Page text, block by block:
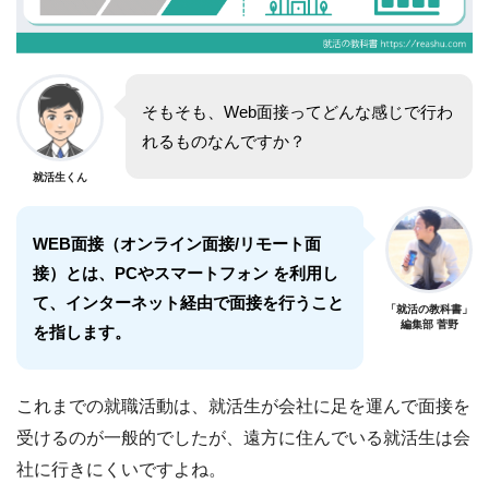
就活生くん
そもそも、Web面接ってどんな感じで行わ
れるものなんですか？
WEB面接（オンライン面接/リモート面
接）とは、PCやスマートフォン を利用し
て、インターネット経由で面接を行うこと
を指します。
「就活の教科書」
編集部 菅野
これまでの就職活動は、就活生が会社に足を運んで面接を
受けるのが一般的でしたが、遠方に住んでいる就活生は会
社に行きにくいですよね。